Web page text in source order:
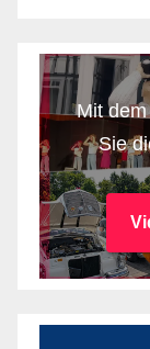
Mit
Sie